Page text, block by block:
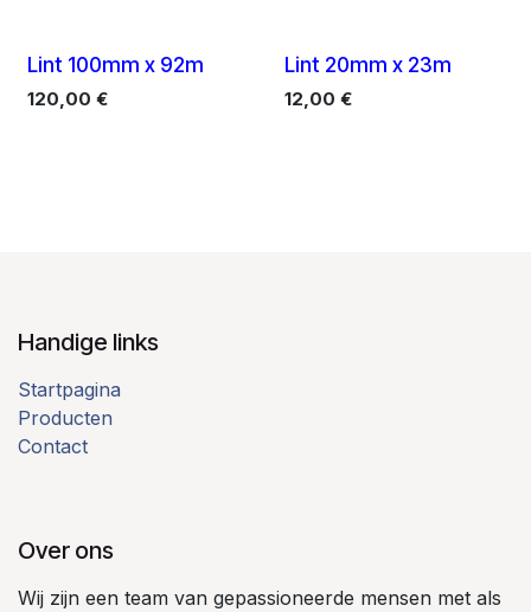
Lint 100mm x 92m
120,00 €
Lint 20mm x 23m
12,00 €
Handige links
Startpagina
Producten
Contact
Over ons
Wij zijn een team van gepassioneerde mensen met als